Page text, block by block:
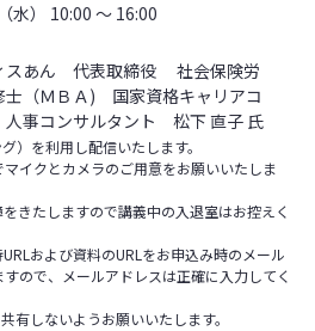
水） 10:00 ～ 16:00
スあん 代表取締役 社会保険労
（ＭＢＡ) 国家資格キャリアコ
事コンサルタント 松下 直子 氏
を利用し配信いたします。
イクとカメラのご用意をお願いいたしま
きたしますので講義中の入退室はお控えく
および資料のURLをお申込み時のメール
ので、メールアドレスは正確に入力してく
有しないようお願いいたします。